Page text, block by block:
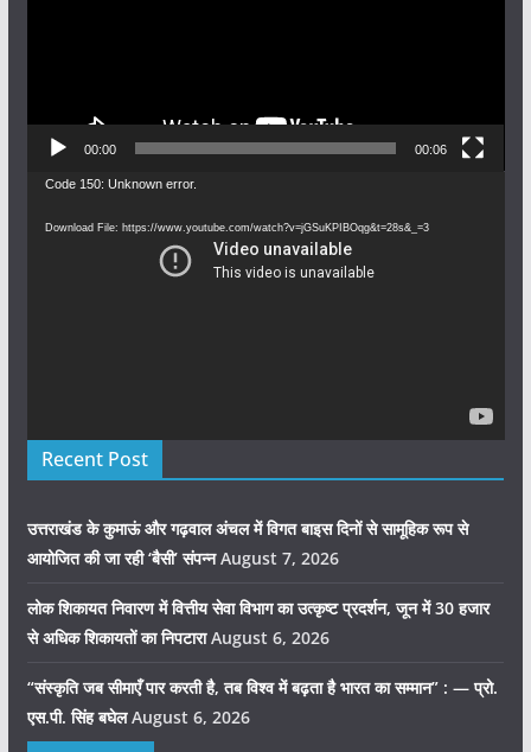
00:00 00:06
Video
Code 150: Unknown error.
Download File: https://www.youtube.com/watch?v=jGSuKPIBOqg&t=28s&_=3
Recent Post
उत्तराखंड के कुमाऊं और गढ़वाल अंचल में विगत बाइस दिनों से सामूहिक रूप से
आयोजित की जा रही ‘बैसी’ संपन्न August 7, 2026
लोक शिकायत निवारण में वित्तीय सेवा विभाग का उत्कृष्ट प्रदर्शन, जून में 30 हजार
से अधिक शिकायतों का निपटारा August 6, 2026
“संस्कृति जब सीमाएँ पार करती है, तब विश्व में बढ़ता है भारत का सम्मान” : — प्रो.
एस.पी. सिंह बघेल August 6, 2026